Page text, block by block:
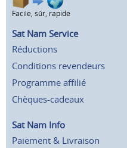
Facile, sûr, rapide
Sat Nam Service
Réductions
Conditions revendeurs
Programme affilié
Chèques-cadeaux
Sat Nam Info
Paiement & Livraison